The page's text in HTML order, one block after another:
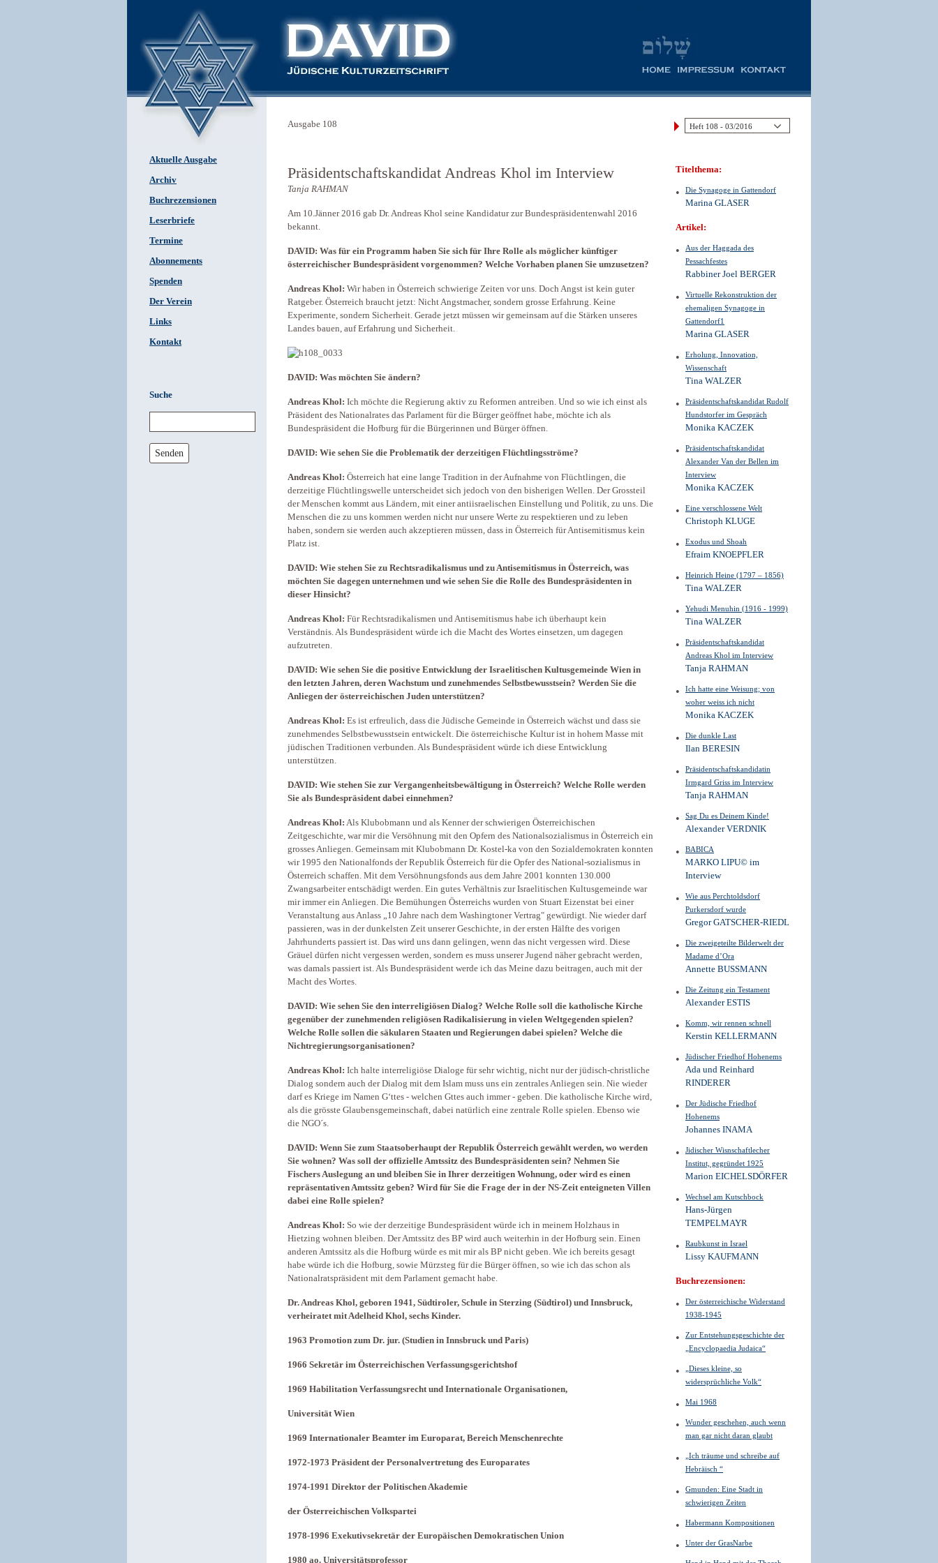
Aktuelle Ausgabe
Archiv
Buchrezensionen
Leserbriefe
Termine
Abonnements
Spenden
Der Verein
Links
Kontakt
Suche
Senden
Ausgabe 108
Präsidentschaftskandidat Andreas Khol im Interview
Tanja RAHMAN
Am 10.Jänner 2016 gab Dr. Andreas Khol seine Kandidatur zur Bundespräsidentenwahl 2016
bekannt.
DAVID: Was für ein Programm haben Sie sich für Ihre Rolle als möglicher künftiger
österreichischer Bundespräsident vorgenommen? Welche Vorhaben planen Sie umzusetzen?
Andreas Khol: Wir haben in Österreich schwierige Zeiten vor uns. Doch Angst ist kein guter
Ratgeber. Österreich braucht jetzt: Nicht Angstmacher, sondern grosse Erfahrung. Keine
Experimente, sondern Sicherheit. Gerade jetzt müssen wir gemeinsam auf die Stärken unseres
Landes bauen, auf Erfahrung und Sicherheit.
DAVID: Was möchten Sie ändern?
Andreas Khol: Ich möchte die Regierung aktiv zu Reformen antreiben. Und so wie ich einst als
Präsident des Nationalrates das Parlament für die Bürger geöffnet habe, möchte ich als
Bundespräsident die Hofburg für die Bürgerinnen und Bürger öffnen.
DAVID: Wie sehen Sie die Problematik der derzeitigen Flüchtlingsströme?
Andreas Khol: Österreich hat eine lange Tradition in der Aufnahme von Flüchtlingen, die
derzeitige Flüchtlingswelle unterscheidet sich jedoch von den bisherigen Wellen. Der Grossteil
der Menschen kommt aus Ländern, mit einer antiisraelischen Einstellung und Politik, zu uns. Die
Menschen die zu uns kommen werden nicht nur unsere Werte zu respektieren und zu leben
haben, sondern sie werden auch akzeptieren müssen, dass in Österreich für Antisemitismus kein
Platz ist.
DAVID: Wie stehen Sie zu Rechtsradikalismus und zu Antisemitismus in Österreich, was
möchten Sie dagegen unternehmen und wie sehen Sie die Rolle des Bundespräsidenten in
dieser Hinsicht?
Andreas Khol: Für Rechtsradikalismen und Antisemitismus habe ich überhaupt kein
Verständnis. Als Bundespräsident würde ich die Macht des Wortes einsetzen, um dagegen
aufzutreten.
DAVID: Wie sehen Sie die positive Entwicklung der Israelitischen Kultusgemeinde Wien in
den letzten Jahren, deren Wachstum und zunehmendes Selbstbewusstsein? Werden Sie die
Anliegen der österreichischen Juden unterstützen?
Andreas Khol: Es ist erfreulich, dass die Jüdische Gemeinde in Österreich wächst und dass sie
zunehmendes Selbstbewusstsein entwickelt. Die österreichische Kultur ist in hohem Masse mit
jüdischen Traditionen verbunden. Als Bundespräsident würde ich diese Entwicklung
unterstützen.
DAVID: Wie stehen Sie zur Vergangenheitsbewältigung in Österreich? Welche Rolle werden
Sie als Bundespräsident dabei einnehmen?
Andreas Khol: Als Klubobmann und als Kenner der schwierigen Österreichischen
Zeitgeschichte, war mir die Versöhnung mit den Opfern des Nationalsozialismus in Österreich ein
grosses Anliegen. Gemeinsam mit Klubobmann Dr. Kostel-ka von den Sozialdemokraten konnten
wir 1995 den Nationalfonds der Republik Österreich für die Opfer des National-sozialismus in
Österreich schaffen. Mit dem Versöhnungsfonds aus dem Jahre 2001 konnten 130.000
Zwangsarbeiter entschädigt werden. Ein gutes Verhältnis zur Israelitischen Kultusgemeinde war
mir immer ein Anliegen. Die Bemühungen Österreichs wurden von Stuart Eizenstat bei einer
Veranstaltung aus Anlass „10 Jahre nach dem Washingtoner Vertrag" gewürdigt. Nie wieder darf
passieren, was in der dunkelsten Zeit unserer Geschichte, in der ersten Hälfte des vorigen
Jahrhunderts passiert ist. Das wird uns dann gelingen, wenn das nicht vergessen wird. Diese
Gräuel dürfen nicht vergessen werden, sondern es muss unserer Jugend näher gebracht werden,
was damals passiert ist. Als Bundespräsident werde ich das Meine dazu beitragen, auch mit der
Macht des Wortes.
DAVID: Wie sehen Sie den interreligiösen Dialog? Welche Rolle soll die katholische Kirche
gegenüber der zunehmenden religiösen Radikalisierung in vielen Weltgegenden spielen?
Welche Rolle sollen die säkularen Staaten und Regierungen dabei spielen? Welche die
Nichtregierungsorganisationen?
Andreas Khol: Ich halte interreligiöse Dialoge für sehr wichtig, nicht nur der jüdisch-christliche
Dialog sondern auch der Dialog mit dem Islam muss uns ein zentrales Anliegen sein. Nie wieder
darf es Kriege im Namen G‘ttes - welchen Gttes auch immer - geben. Die katholische Kirche wird,
als die grösste Glaubensgemeinschaft, dabei natürlich eine zentrale Rolle spielen. Ebenso wie
die NGO´s.
DAVID: Wenn Sie zum Staatsoberhaupt der Republik Österreich gewählt werden, wo werden
Sie wohnen? Was soll der offizielle Amtssitz des Bundespräsidenten sein? Nehmen Sie
Fischers Auslegung an und bleiben Sie in Ihrer derzeitigen Wohnung, oder wird es einen
repräsentativen Amtssitz geben? Wird für Sie die Frage der in der NS-Zeit enteigneten Villen
dabei eine Rolle spielen?
Andreas Khol: So wie der derzeitige Bundespräsident würde ich in meinem Holzhaus in
Hietzing wohnen bleiben. Der Amtssitz des BP wird auch weiterhin in der Hofburg sein. Einen
anderen Amtssitz als die Hofburg würde es mit mir als BP nicht geben. Wie ich bereits gesagt
habe würde ich die Hofburg, sowie Mürzsteg für die Bürger öffnen, so wie ich das schon als
Nationalratspräsident mit dem Parlament gemacht habe.
Dr. Andreas Khol, geboren 1941, Südtiroler, Schule in Sterzing (Südtirol) und Innsbruck,
verheiratet mit Adelheid Khol, sechs Kinder.
1963 Promotion zum Dr. jur. (Studien in Innsbruck und Paris)
1966 Sekretär im Österreichischen Verfassungsgerichtshof
1969 Habilitation Verfassungsrecht und Internationale Organisationen,
Universität Wien
1969 Internationaler Beamter im Europarat, Bereich Menschenrechte
1972-1973 Präsident der Personalvertretung des Europarates
1974-1991 Direktor der Politischen Akademie
der Österreichischen Volkspartei
1978-1996 Exekutivsekretär der Europäischen Demokratischen Union
1980 ao. Universitätsprofessor
Titelthema:
Die Synagoge in Gattendorf
Marina GLASER
Artikel:
Aus der Haggada des
Pessachfestes
Rabbiner Joel BERGER
Virtuelle Rekonstruktion der
ehemaligen Synagoge in
Gattendorf1
Marina GLASER
Erholung, Innovation,
Wissenschaft
Tina WALZER
Präsidentschaftskandidat Rudolf
Hundstorfer im Gespräch
Monika KACZEK
Präsidentschaftskandidat
Alexander Van der Bellen im
Interview
Monika KACZEK
Eine verschlossene Welt
Christoph KLUGE
Exodus und Shoah
Efraim KNOEPFLER
Heinrich Heine (1797 – 1856)
Tina WALZER
Yehudi Menuhin (1916 - 1999)
Tina WALZER
Präsidentschaftskandidat
Andreas Khol im Interview
Tanja RAHMAN
Ich hatte eine Weisung; von
woher weiss ich nicht
Monika KACZEK
Die dunkle Last
Ilan BERESIN
Präsidentschaftskandidatin
Irmgard Griss im Interview
Tanja RAHMAN
Sag Du es Deinem Kinde!
Alexander VERDNIK
BABICA
MARKO LIPU© im
Interview
Wie aus Perchtoldsdorf
Purkersdorf wurde
Gregor GATSCHER-RIEDL
Die zweigeteilte Bilderwelt der
Madame d’Ora
Annette BUSSMANN
Die Zeitung ein Testament
Alexander ESTIS
Komm, wir rennen schnell
Kerstin KELLERMANN
Jüdischer Friedhof Hohenems
Ada und Reinhard
RINDERER
Der Jüdische Friedhof
Hohenems
Johannes INAMA
Jidischer Wisnschaftlecher
Institut, gegründet 1925
Marion EICHELSDÖRFER
Wechsel am Kutschbock
Hans-Jürgen
TEMPELMAYR
Raubkunst in Israel
Lissy KAUFMANN
Buchrezensionen:
Der österreichische Widerstand
1938-1945
Zur Entstehungsgeschichte der
„Encyclopaedia Judaica“
„Dieses kleine, so
widersprüchliche Volk“
Mai 1968
Wunder geschehen, auch wenn
man gar nicht daran glaubt
„Ich träume und schreibe auf
Hebräisch “
Gmunden: Eine Stadt in
schwierigen Zeiten
Habermann Kompositionen
Unter der GrasNarbe